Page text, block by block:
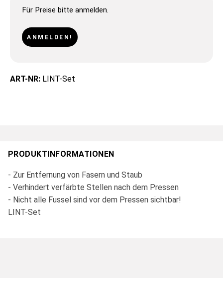
Für Preise bitte anmelden.
ANMELDEN!
ART-NR: LINT-Set
PRODUKTINFORMATIONEN
- Zur Entfernung von Fasern und Staub
- Verhindert verfärbte Stellen nach dem Pressen
- Nicht alle Fussel sind vor dem Pressen sichtbar!
LINT-Set